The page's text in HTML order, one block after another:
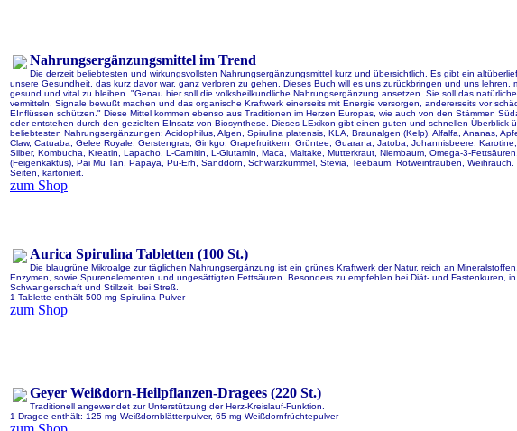
Nahrungsergänzungsmittel im Trend
Die derzeit beliebtesten und wirkungsvollsten Nahrungsergänzungsmittel kurz und übersichtlich. Es gibt ein
unsere Gesundheit, das kurz davor war, ganz verloren zu gehen. Dieses Buch will es uns zurückbringen und uns lehren,
gesund und vital zu bleiben. "Genau hier soll die volksheilkundliche Nahrungsergänzung ansetzen. Sie soll das
vermitteln, Signale bewußt machen und das organische Kraftwerk einerseits mit Energie versorgen, andererseits vor
EInflüssen schützen." Diese Mittel kommen ebenso aus Traditionen im Herzen Europas, wie auch von den Stämmen
oder entstehen durch den gezielten EInsatz von Biosynthese. Dieses LExikon gibt einen guten und schnellen Überblick
beliebtesten Nahrungsergänzungen: Acidophilus, Algen, Spirulina platensis, KLA, Braunalgen (Kelp), Alfalfa, Ananas,
Claw, Catuaba, Gelee Royale, Gerstengras, Ginkgo, Grapefruitkern, Grüntee, Guarana, Jatoba, Johannisbeere,
Silber, Kombucha, Kreatin, Lapacho, L-Carnitin, L-Glutamin, Maca, Maitake, Mutterkraut, Niembaum, Omega-3-
(Feigenkaktus), Pai Mu Tan, Papaya, Pu-Erh, Sanddorn, Schwarzkümmel, Stevia, Teebaum, Rotweintrauben, Weihrauch.
Seiten, kartoniert.
zum Shop
Aurica Spirulina Tabletten (100 St.)
Die blaugrüne Mikroalge zur täglichen Nahrungsergänzung ist ein grünes Kraftwerk der Natur, reich an
Enzymen, sowie Spurenelementen und ungesättigten Fettsäuren. Besonders zu empfehlen bei Diät- und Fastenkuren,
Schwangerschaft und Stillzeit, bei Streß.
1 Tablette enthält 500 mg Spirulina-Pulver
zum Shop
Geyer Weißdorn-Heilpflanzen-Dragees (220 St.)
Traditionell angewendet zur Unterstützung der Herz-Kreislauf-Funktion.
1 Dragee enthält: 125 mg Weißdornblätterpulver, 65 mg Weißdornfrüchtepulver